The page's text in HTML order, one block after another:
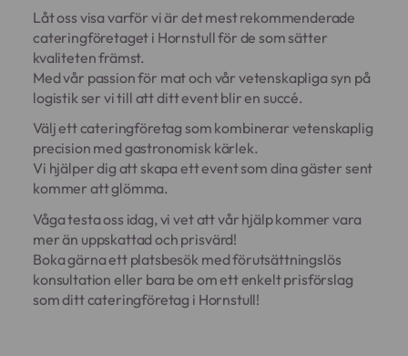
Låt oss visa varför vi är det mest rekommenderade
cateringföretaget i Hornstull för de som sätter
kvaliteten främst.
Med vår passion för mat och vår vetenskapliga syn på
logistik ser vi till att ditt event blir en succé.
Välj ett cateringföretag som kombinerar vetenskaplig
precision med gastronomisk kärlek.
Vi hjälper dig att skapa ett event som dina gäster sent
kommer att glömma.
Våga testa oss idag, vi vet att vår hjälp kommer vara
mer än uppskattad och prisvärd!
Boka gärna ett platsbesök med förutsättningslös
konsultation eller bara be om ett enkelt prisförslag
som ditt cateringföretag i Hornstull!